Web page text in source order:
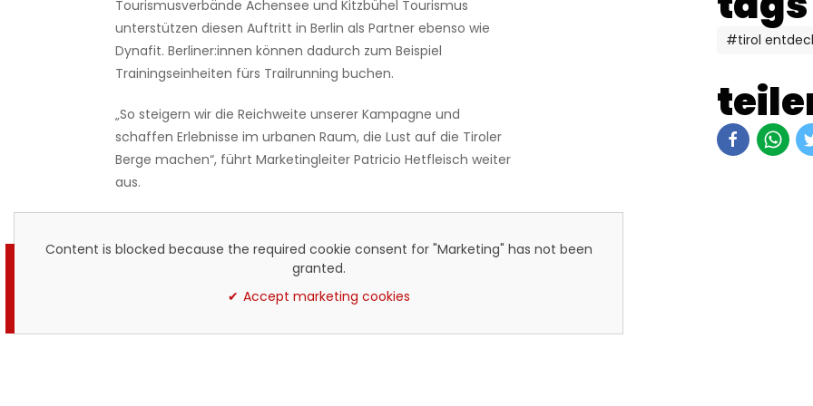
Tourismusverbände Achensee und Kitzbühel Tourismus
unterstützen diesen Auftritt in Berlin als Partner ebenso wie
Dynafit. Berliner:innen können dadurch zum Beispiel
Trainingseinheiten fürs Trailrunning buchen.
„So steigern wir die Reichweite unserer Kampagne und
schaffen Erlebnisse im urbanen Raum, die Lust auf die Tiroler
Berge machen“, führt Marketingleiter Patricio Hetfleisch weiter
aus.
Content is blocked because the required cookie consent for "Marketing" has not been
granted.
Accept marketing cookies
#tirol